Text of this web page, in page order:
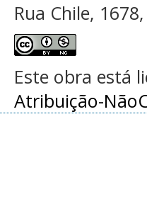
Rua Chile,
Este obra está
Atribuição-